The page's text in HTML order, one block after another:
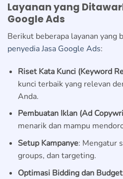
Layanan yang
Google Ads
Berikut beberapa layanan yang
penyedia Jasa Google Ads:
Riset Kata Kunci (Keyword
kunci terbaik yang relevan
Anda.
Pembuatan Iklan (Ad
menarik dan mampu
Setup Kampanye: Mengatur
groups, dan targeting.
Optimasi Bidding dan Budget